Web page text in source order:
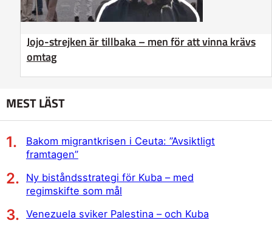
Jojo-strejken är tillbaka – men för att vinna krävs
omtag
MEST LÄST
Bakom migrantkrisen i Ceuta: ”Avsiktligt
framtagen”
Ny biståndsstrategi för Kuba – med
regimskifte som mål
Venezuela sviker Palestina – och Kuba